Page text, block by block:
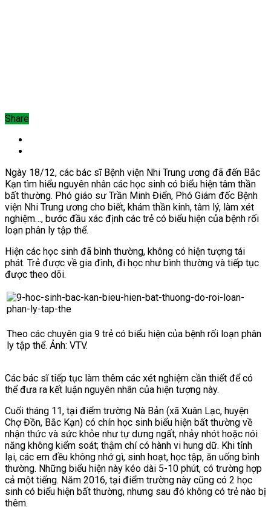
Share
Ngày 18/12, các bác sĩ Bệnh viện Nhi Trung ương đã đến Bắc
Kạn tìm hiểu nguyên nhân các học sinh có biểu hiện tâm thần
bất thường. Phó giáo sư Trần Minh Điển, Phó Giám đốc Bệnh
viện Nhi Trung ương cho biết, khám thần kinh, tâm lý, làm xét
nghiệm…, bước đầu xác định các trẻ có biểu hiện của bệnh rối
loạn phân ly tập thể.
Hiện các học sinh đã bình thường, không có hiện tượng tái
phát. Trẻ được về gia đình, đi học như bình thường và tiếp tục
được theo dõi.
Theo các chuyên gia 9 trẻ có biểu hiện của bệnh rối loạn phân
ly tập thể. Ảnh: VTV.
Các bác sĩ tiếp tục làm thêm các xét nghiệm cần thiết để có
thể đưa ra kết luận nguyên nhân của hiện tượng này.
Cuối tháng 11, tại điểm trường Nà Bản (xã Xuân Lạc, huyện
Chợ Đồn, Bắc Kạn) có chín học sinh biểu hiện bất thường về
nhận thức và sức khỏe như tự dưng ngất, nhảy nhót hoặc nói
năng không kiểm soát; thậm chí có hành vi hung dữ. Khi tỉnh
lại, các em đều không nhớ gì, sinh hoạt, học tập, ăn uống bình
thường. Những biểu hiện này kéo dài 5-10 phút, có trường hợp
cả một tiếng. Năm 2016, tại điểm trường này cũng có 2 học
sinh có biểu hiện bất thường, nhưng sau đó không có trẻ nào bị
thêm.